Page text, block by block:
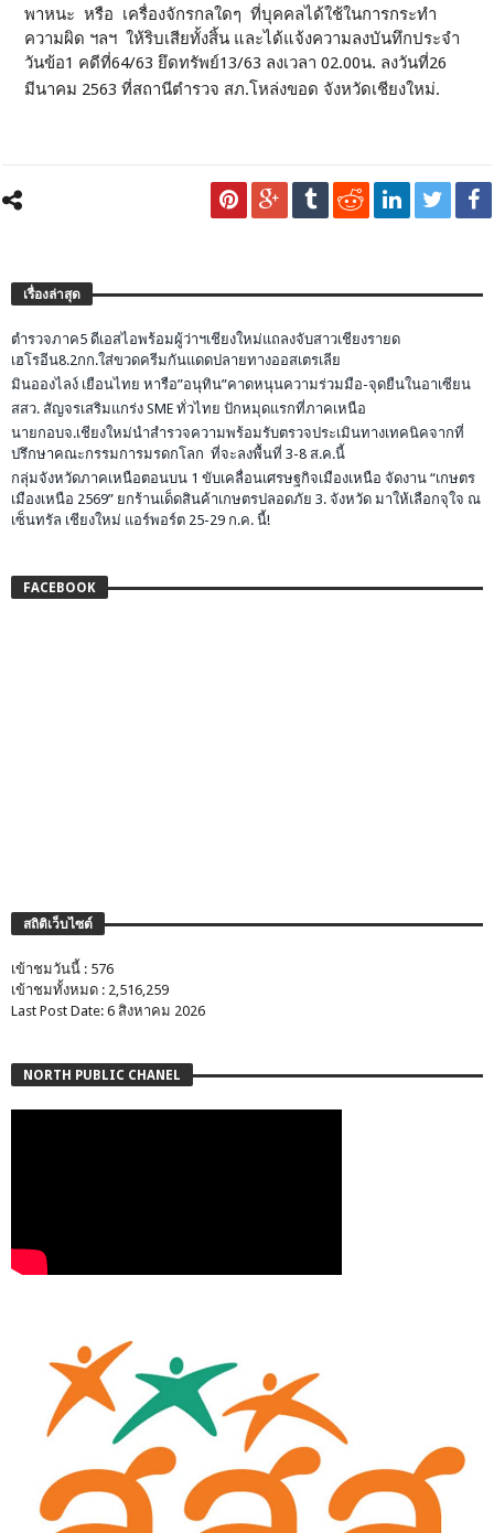
พาหนะ หรือ เครื่องจักรกลใดๆ ที่บุคคลได้ใช้ในการกระทำ
ความผิด ฯลฯ ให้ริบเสียทั้งสิ้น และได้แจ้งความลงบันทึกประจำ
วันข้อ1 คดีที่64/63 ยึดทรัพย์13/63 ลงเวลา 02.00น. ลงวันที่26
มีนาคม 2563 ที่สถานีตำรวจ สภ.โหล่งขอด จังหวัดเชียงใหม่.
เรื่องล่าสุด
ตำรวจภาค5 ดีเอสไอพร้อมผู้ว่าฯเชียงใหม่แถลงจับสาวเชียงรายด
เฮโรอีน8.2กก.ใส่ขวดครีมกันแดดปลายทางออสเตรเลีย
มินอองไลง์ เยือนไทย หารือ”อนุทิน”คาดหนุนความร่วมมือ-จุดยืนในอาเซียน
สสว. สัญจรเสริมแกร่ง SME ทั่วไทย ปักหมุดแรกที่ภาคเหนือ
นายกอบจ.เชียงใหม่นำสำรวจความพร้อมรับตรวจประเมินทางเทคนิคจากที่
ปรึกษาคณะกรรมการมรดกโลก ที่จะลงพื้นที่ 3-8 ส.ค.นี้
กลุ่มจังหวัดภาคเหนือตอนบน 1 ขับเคลื่อนเศรษฐกิจเมืองเหนือ จัดงาน “เกษตร
เมืองเหนือ 2569” ยกร้านเด็ดสินค้าเกษตรปลอดภัย 3. จังหวัด มาให้เลือกจุใจ ณ
เซ็นทรัล เชียงใหม่ แอร์พอร์ต 25-29 ก.ค. นี้!
FACEBOOK
สถิติเว็บไซต์
เข้าชมวันนี้ : 576
เข้าชมทั้งหมด : 2,516,259
Last Post Date: 6 สิงหาคม 2026
NORTH PUBLIC CHANEL